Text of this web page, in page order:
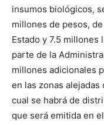
insumos biológicos,
millones de pesos,
Estado y 7.5 millones
parte de la
millones adicionales
en las zonas
cual se habrá de
que será emitida en